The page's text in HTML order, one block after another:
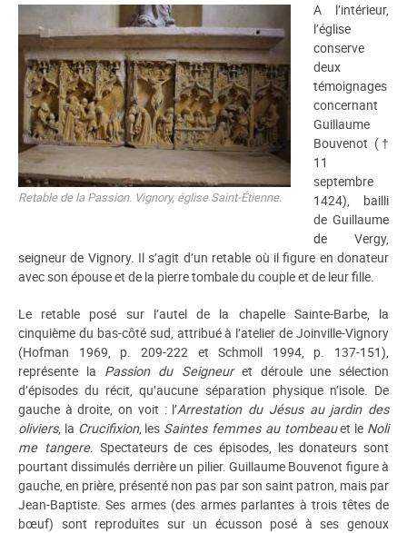
Retable de la Passion. Vignory, église Saint-Étienne.
A l’intérieur,
l’église
conserve
deux
témoignages
concernant
Guillaume
Bouvenot (†
11
septembre
1424), bailli
de Guillaume
de Vergy,
seigneur de Vignory. Il s’agit d’un retable où il figure en donateur
avec son épouse et de la pierre tombale du couple et de leur fille.
Le retable posé sur l’autel de la chapelle Sainte-Barbe, la
cinquième du bas-côté sud, attribué à l’atelier de Joinville-Vignory
(Hofman 1969, p. 209-222 et Schmoll 1994, p. 137-151),
représente la Passion du Seigneuret déroule une sélection
d’épisodes du récit, qu’aucune séparation physique n’isole. De
gauche à droite, on voit : l’Arrestation du Jésus au jardin des
oliviers, la Crucifixion, les Saintes femmes au tombeauet le Noli
me tangere. Spectateurs de ces épisodes, les donateurs sont
pourtant dissimulés derrière un pilier. Guillaume Bouvenot figure à
gauche, en prière, présenté non pas par son saint patron, mais par
Jean-Baptiste. Ses armes (des armes parlantes à trois têtes de
bœuf) sont reproduites sur un écusson posé à ses genoux